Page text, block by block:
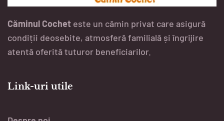
Căminul Cochet este un cămin privat care asigură
condiții deosebite, atmosferă familială și îngrijire
atentă oferită tuturor beneficiarilor.
Link-uri utile